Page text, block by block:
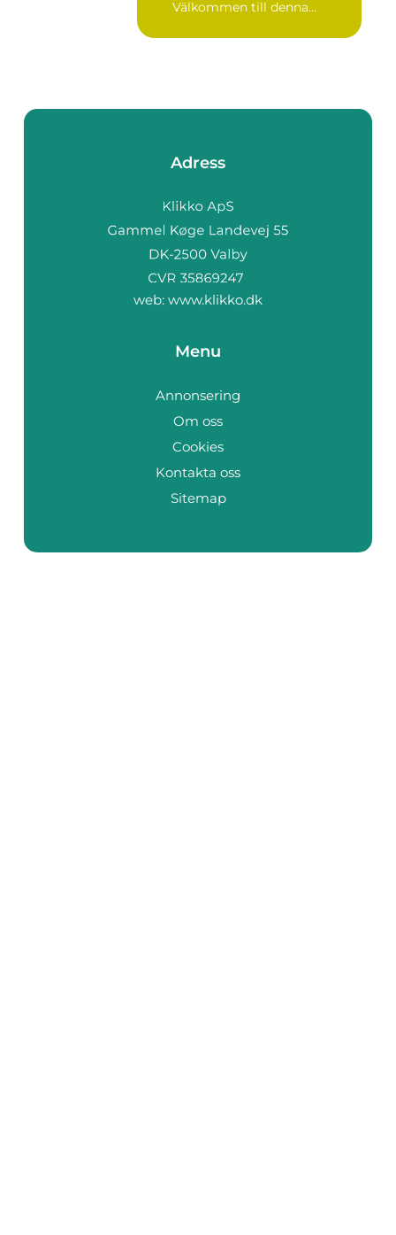
Välkommen till denna
Adress
web: www.klikko.dk
Menu
Annonsering
Om oss
Cookies
Kontakta oss
Sitemap